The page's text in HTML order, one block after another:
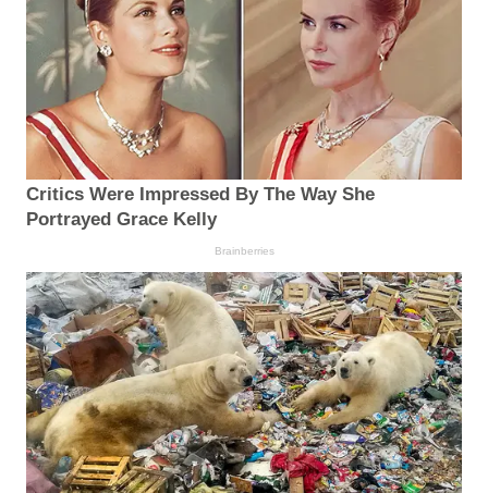
Critics Were Impressed By The Way She
Portrayed Grace Kelly
Brainberries